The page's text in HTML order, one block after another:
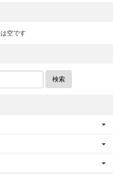
空です
検索